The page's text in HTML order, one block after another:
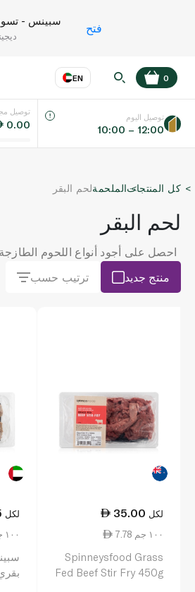
سبينس -
فتح
EN
اللغة عر
KSA
0
توصيل
0.00
توصيل اليوم
10:00 – 12:00
كل المنتجاتالملحمةلحم البقر
لحم البقر
احصل على أجود أنواع اللحوم
توصيل سبينس الآن. سواء كنت
بقري طازج بمختلف أنواعه أو
منتج جديد
ترتيب حسب
35.00 لكل
7.78 ١٠٠ جم
Spinneysfood Grass
Fed Beef Stir Fry 450g
لكل
7.44 ١٠٠ جم